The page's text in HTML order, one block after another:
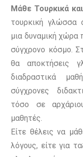
Μάθε Τουρκικά
τουρκική γλώσσα
μια δυναμική χώρα
σύγχρονο κόσμο.
θα αποκτήσεις
διαδραστικά
σύγχρονες
τόσο σε
μαθητές.
Είτε θέλεις να
λόγους, είτε για